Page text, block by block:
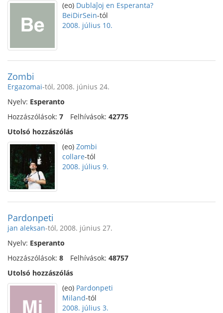
(eo) Dublaĵoj en Esperanta?
BeiDirSein-tól
2008. július 10.
Zombi
Ergazomai-tól, 2008. június 24.
Nyelv: Esperanto
Hozzászólások: 7 Felhívások: 42775
Utolsó hozzászólás
(eo) Zombi
collare-tól
2008. július 9.
Pardonpeti
jan aleksan-tól, 2008. június 27.
Nyelv: Esperanto
Hozzászólások: 8 Felhívások: 48757
Utolsó hozzászólás
(eo) Pardonpeti
Miland-tól
2008. július 3.